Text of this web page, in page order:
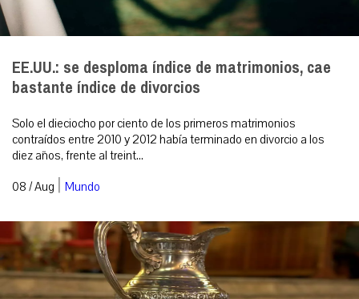
EE.UU.: se desploma índice de matrimonios, cae
bastante índice de divorcios
Solo el dieciocho por ciento de los primeros matrimonios
contraídos entre 2010 y 2012 había terminado en divorcio a los
diez años, frente al treint...
08 / Aug | Mundo